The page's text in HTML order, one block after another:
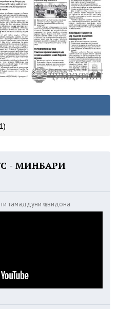
- МИНБАРИ
тамаддуни ҷовидона